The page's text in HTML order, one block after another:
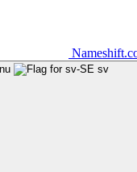
sv